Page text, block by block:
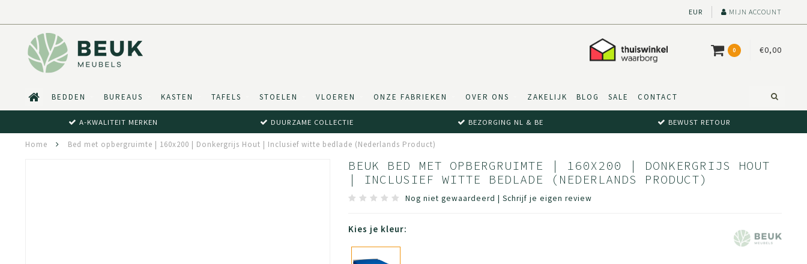
EUR MIJN ACCOUNT
0 €0,00
BEDDEN BUREAUS KASTEN TAFELS STOELEN VLOEREN ONZE FABRIEKEN OVER ONS ZAKELIJK BLOG SALE CONTACT
A-KWALITEIT MERKEN DUURZAME COLLECTIE BEZORGING NL & BE BEWUST RETOUR
Home Bed met opbergruimte | 160x200 | Donkergrijs Hout | Inclusief witte bedlade (Nederlands Product)
BEUK BED MET OPBERGRUIMTE | 160X200 | DONKERGRIJS HOUT
| INCLUSIEF WITTE BEDLADE (NEDERLANDS PRODUCT)
Nog niet gewaardeerd | Schrijf je eigen review
Kies je kleur: